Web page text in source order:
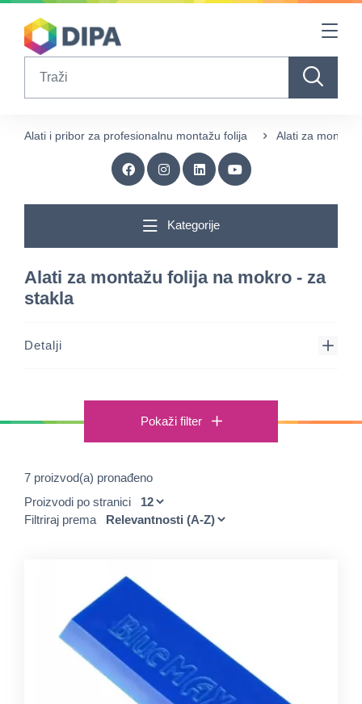
Table Of Content
Alati i pribor za profesionalnu montažu folija Alati za
Kategorije
Alati za montažu folija na mokro - za
stakla
Detalji
Pokaži filter
7 proizvod(a) pronađeno
Proizvodi po stranici
Filtriraj prema